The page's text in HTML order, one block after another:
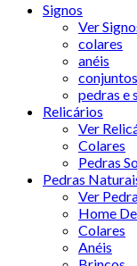
Signos
Ver
colares
anéis
conjuntos
pedras e
Relicários
Ver
Colares
Pedras
Pedras
Ver
Home
Colares
Anéis